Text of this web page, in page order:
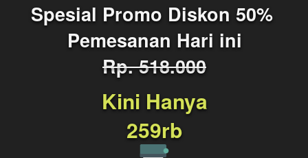
Spesial Promo Diskon 50%
Pemesanan Hari ini
Rp. 518.000
Kini Hanya
259rb